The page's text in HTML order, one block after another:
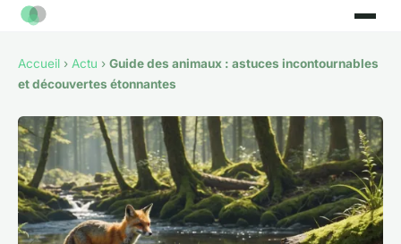
Accueil › Actu › Guide des animaux : astuces incontournables
et découvertes étonnantes